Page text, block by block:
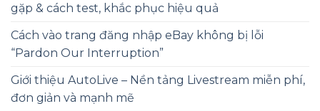
gặp & cách test, khắc phục hiệu quả
Cách vào trang đăng nhập eBay không bị lỗi
“Pardon Our Interruption”
Giới thiệu AutoLive – Nền tảng Livestream miễn phí,
đơn giản và mạnh mẽ